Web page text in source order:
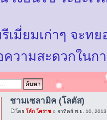
เมี่ยมเก่าๆ จะท
ความสะดวกในก
ชามเซลามิค (โลตัส)
โดยโค้ก โคราช » อาทิตย์ พ.ย. 10, 2013